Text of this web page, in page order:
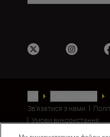
Зв’язатися з нами
Умови використання